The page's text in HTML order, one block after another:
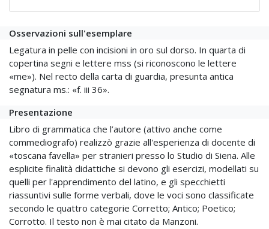
Osservazioni sull'esemplare
Legatura in pelle con incisioni in oro sul dorso. In quarta di
copertina segni e lettere mss (si riconoscono le lettere
«me»). Nel recto della carta di guardia, presunta antica
segnatura ms.: «f. iii 36».
Presentazione
Libro di grammatica che l’autore (attivo anche come
commediografo) realizzò grazie all'esperienza di docente di
«toscana favella» per stranieri presso lo Studio di Siena. Alle
esplicite finalità didattiche si devono gli esercizi, modellati su
quelli per l'apprendimento del latino, e gli specchietti
riassuntivi sulle forme verbali, dove le voci sono classificate
secondo le quattro categorie Corretto; Antico; Poetico;
Corrotto. Il testo non è mai citato da Manzoni.